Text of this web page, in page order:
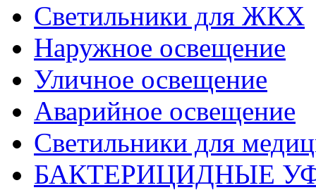
Светильники для ЖКХ
Наружное освещение
Уличное освещение
Аварийное освещение
Светильники для
БАКТЕРИЦИДНЫЕ